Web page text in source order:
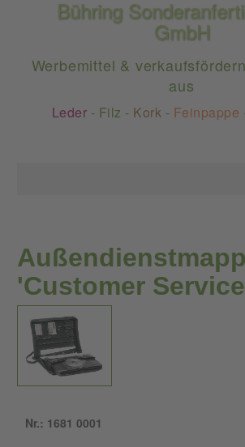
Bühring
GmbH
Werbemittel &
aus
Leder - Filz - Kork - Feinpappe
'Customer
Nr.: 1681 0001